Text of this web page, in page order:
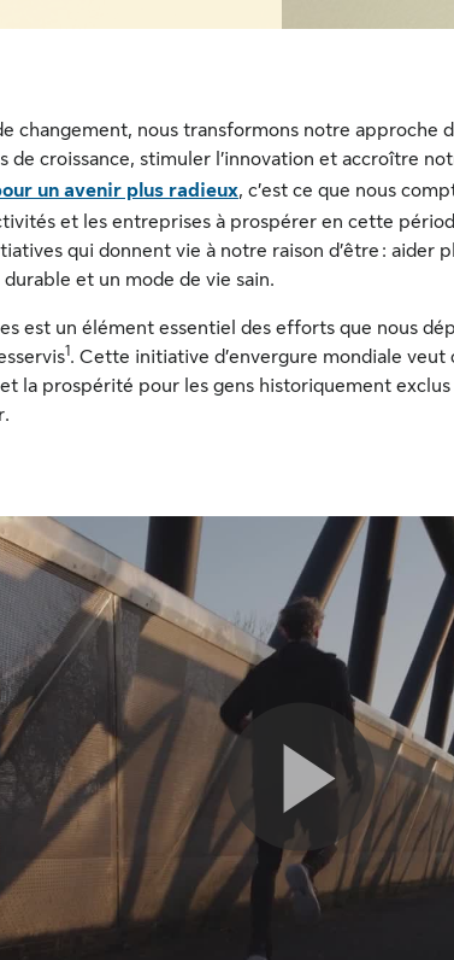
changement, nous transformons notre approche
de croissance, stimuler l’innovation et accroître
un avenir plus radieux, c’est ce que nous
et les entreprises à prospérer en cette
qui donnent vie à notre raison d’être : aider
et un mode de vie sain.
est un élément essentiel des efforts que nous
1. Cette initiative d’envergure mondiale
la prospérité pour les gens historiquement